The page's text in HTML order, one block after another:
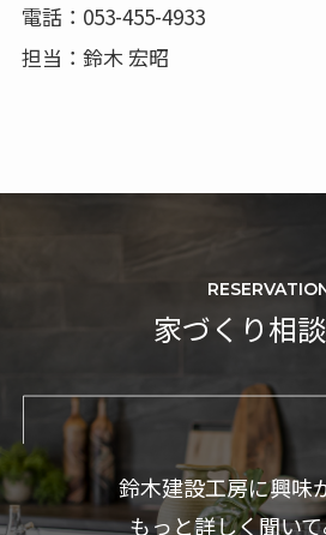
電話：053-455-4933
担当：鈴木 宏昭
家づくり相
鈴木建設工房に興味
もっと詳しく聞い